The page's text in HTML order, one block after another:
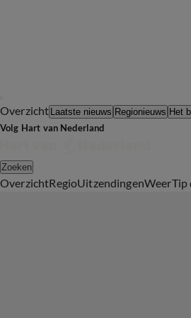
Overzicht Laatste nieuws Regionieuws Het
Volg Hart van Nederland
Zoeken
OverzichtRegioUitzendingenWeerTip